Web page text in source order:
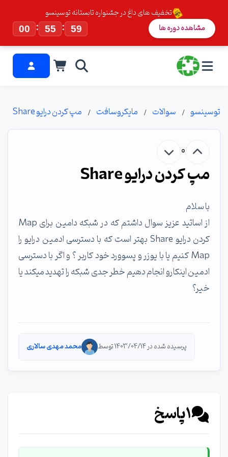
تخفیف های داغ در جشنواره تابستانه توسینسو
00
: 55 : 59 مشاهده دوره ها
توسینسو سوالات مایکروسافت مپ کردن درایو Share
0
مپ کردن درایو Share
با سلام
از اساتید عزیز سوال داشتم که در شبکه دامین برای Map
کردن درایو Share بهتر است که با دسترسی ادمین درایو را
Map کنیم یا با یوزر و پسوورد خود کاربر ؟ و اگر با دسترسی
ادمین اینکارو انجام دهیم خطر جدی شبکه را تهدید میکند یا
خیر؟
پرسیده شده در 1403/04/14 توسط محمد مهدی سالاری
1پاسخ